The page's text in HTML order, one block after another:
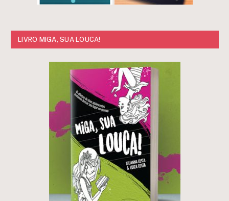
LIVRO MIGA, SUA LOUCA!